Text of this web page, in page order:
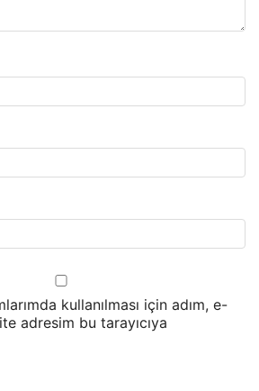
kullanılması için adım, e-
adresim bu tarayıcıya